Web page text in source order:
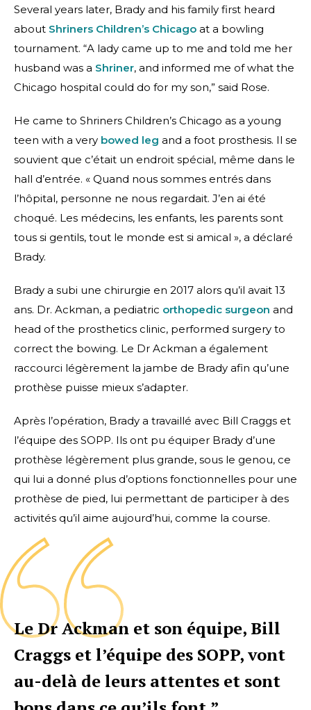
Several years later, Brady and his family first heard
about Shriners Children’s Chicago at a bowling
tournament. “A lady came up to me and told me her
husband was a Shriner, and informed me of what the
Chicago hospital could do for my son,” said Rose.
He came to Shriners Children’s Chicago as a young
teen with a very bowed leg and a foot prosthesis. Il se
souvient que c’était un endroit spécial, même dans le
hall d’entrée. « Quand nous sommes entrés dans
l’hôpital, personne ne nous regardait. J’en ai été
choqué. Les médecins, les enfants, les parents sont
tous si gentils, tout le monde est si amical », a déclaré
Brady.
Brady a subi une chirurgie en 2017 alors qu’il avait 13
ans. Dr. Ackman, a pediatric orthopedic surgeon and
head of the prosthetics clinic, performed surgery to
correct the bowing. Le Dr Ackman a également
raccourci légèrement la jambe de Brady afin qu’une
prothèse puisse mieux s’adapter.
Après l’opération, Brady a travaillé avec Bill Craggs et
l’équipe des SOPP. Ils ont pu équiper Brady d’une
prothèse légèrement plus grande, sous le genou, ce
qui lui a donné plus d’options fonctionnelles pour une
prothèse de pied, lui permettant de participer à des
activités qu’il aime aujourd’hui, comme la course.
Le Dr Ackman et son équipe, Bill
Craggs et l’équipe des SOPP, vont
au-delà de leurs attentes et sont